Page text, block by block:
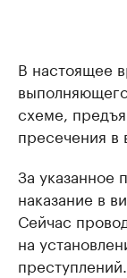
В настоящее
схеме,
пресечения в
За указанное
наказание в
Сейчас
на
преступлений.